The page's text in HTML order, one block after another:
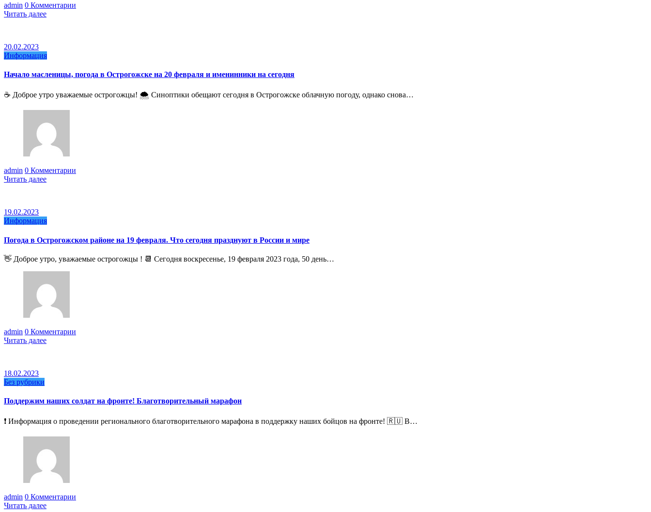
admin 0 Комментарии
Читать далее
20.02.2023
Информация
Начало масленицы, погода в Острогожске на 20 февраля и именинники на сегодня
☕️ Доброе утро уважаемые острогожцы! 🌨 Синоптики обещают сегодня в Острогожске облачную погоду, однако снова…
admin 0 Комментарии
Читать далее
19.02.2023
Информация
Погода в Острогожском районе на 19 февраля. Что сегодня празднуют в России и мире
👋 Доброе утро, уважаемые острогожцы ! 📆 Сегодня воскресенье, 19 февраля 2023 года, 50 день…
admin 0 Комментарии
Читать далее
18.02.2023
Без рубрики
Поддержим наших солдат на фронте! Благотворительный марафон
❗️ Информация о проведении регионального благотворительного марафона в поддержку наших бойцов на фронте! 🇷🇺 В…
admin 0 Комментарии
Читать далее